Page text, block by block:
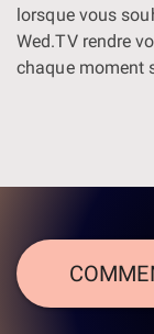
lorsque vous
Wed.TV rendre
chaque moment